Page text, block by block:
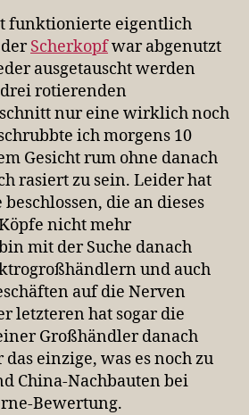
funktionierte eigentlich
Scherkopfwar abgenutzt
ausgetauscht werden
rotierenden
nur eine wirklich noch
ich morgens 10
Gesicht rum ohne danach
rasiert zu sein. Leider hat
die an dieses
nicht mehr
mit der Suche danach
und auch
auf die Nerven
letzteren hat sogar die
Großhändler danach
einzige, was es noch zu
China-Nachbauten bei
Bewertung.